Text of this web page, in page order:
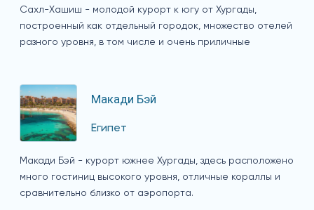
Сахл-Хашиш - молодой курорт к югу от Хургады,
построенный как отдельный городок, множество отелей
разного уровня, в том числе и очень приличные
Макади Бэй
Египет
Макади Бэй - курорт южнее Хургады, здесь расположено
много гостиниц высокого уровня, отличные кораллы и
сравнительно близко от аэропорта.